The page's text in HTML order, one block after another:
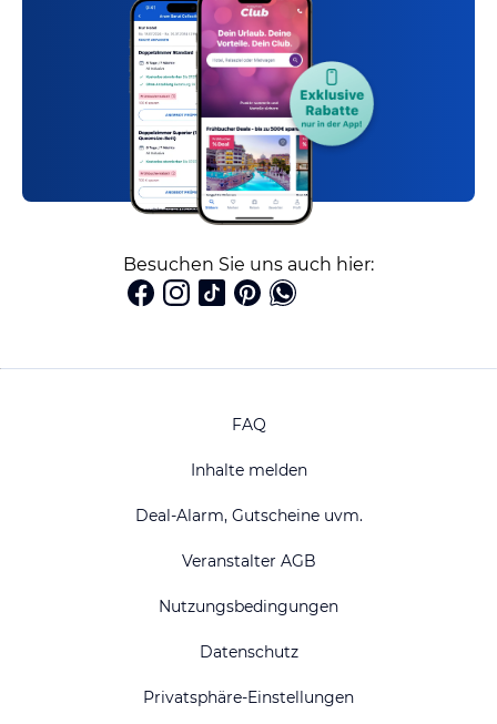
Besuchen Sie uns auch hier:
FAQ
Inhalte melden
Deal-Alarm, Gutscheine uvm.
Veranstalter AGB
Nutzungsbedingungen
Datenschutz
Privatsphäre-Einstellungen